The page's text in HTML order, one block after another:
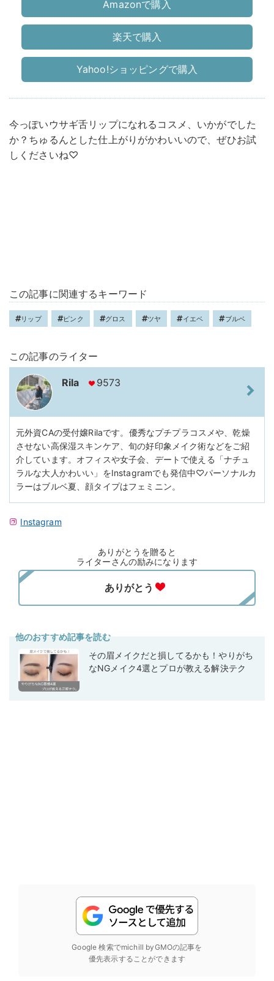
Amazonで購入
楽天で購入
Yahoo!ショッピングで購入
今っぽいウサギ舌リップになれるコスメ、いかがでした
か？ちゅるんとした仕上がりがかわいいので、ぜひお試
しくださいね♡
この記事に関連するキーワード
リップ ピンク グロス ツヤ イエベ ブルベ
この記事のライター
Rila 9573
元外資CAの受付嬢Rilaです。優秀なプチプラコスメや、乾燥
させない高保湿スキンケア、旬の好印象メイク術などをご紹
介しています。オフィスや女子会、デートで使える「ナチュ
ラルな大人かわいい」をInstagramでも発信中♡パーソナルカ
ラーはブルベ夏、顔タイプはフェミニン。
Instagram
ありがとうを贈ると
ライターさんの励みになります
他のおすすめ記事を読む
その眉メイクだと損してるかも！やりがち
なNGメイク4選とプロが教える解決テク
Google 検索でmichill byGMOの記事を
優先表示することができます